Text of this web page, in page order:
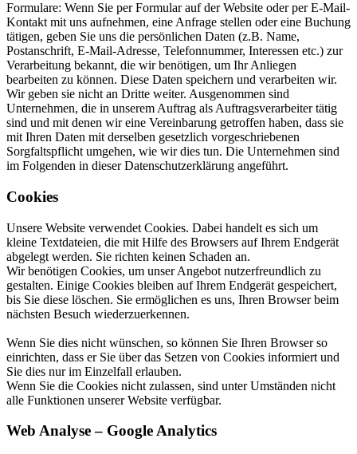
Formulare: Wenn Sie per Formular auf der Website oder per E-Mail-
Kontakt mit uns aufnehmen, eine Anfrage stellen oder eine Buchung
tätigen, geben Sie uns die persönlichen Daten (z.B. Name,
Postanschrift, E-Mail-Adresse, Telefonnummer, Interessen etc.) zur
Verarbeitung bekannt, die wir benötigen, um Ihr Anliegen
bearbeiten zu können. Diese Daten speichern und verarbeiten wir.
Wir geben sie nicht an Dritte weiter. Ausgenommen sind
Unternehmen, die in unserem Auftrag als Auftragsverarbeiter tätig
sind und mit denen wir eine Vereinbarung getroffen haben, dass sie
mit Ihren Daten mit derselben gesetzlich vorgeschriebenen
Sorgfaltspflicht umgehen, wie wir dies tun. Die Unternehmen sind
im Folgenden in dieser Datenschutzerklärung angeführt.
Cookies
Unsere Website verwendet Cookies. Dabei handelt es sich um
kleine Textdateien, die mit Hilfe des Browsers auf Ihrem Endgerät
abgelegt werden. Sie richten keinen Schaden an.
Wir benötigen Cookies, um unser Angebot nutzerfreundlich zu
gestalten. Einige Cookies bleiben auf Ihrem Endgerät gespeichert,
bis Sie diese löschen. Sie ermöglichen es uns, Ihren Browser beim
nächsten Besuch wiederzuerkennen.
Wenn Sie dies nicht wünschen, so können Sie Ihren Browser so
einrichten, dass er Sie über das Setzen von Cookies informiert und
Sie dies nur im Einzelfall erlauben.
Wenn Sie die Cookies nicht zulassen, sind unter Umständen nicht
alle Funktionen unserer Website verfügbar.
Web Analyse – Google Analytics